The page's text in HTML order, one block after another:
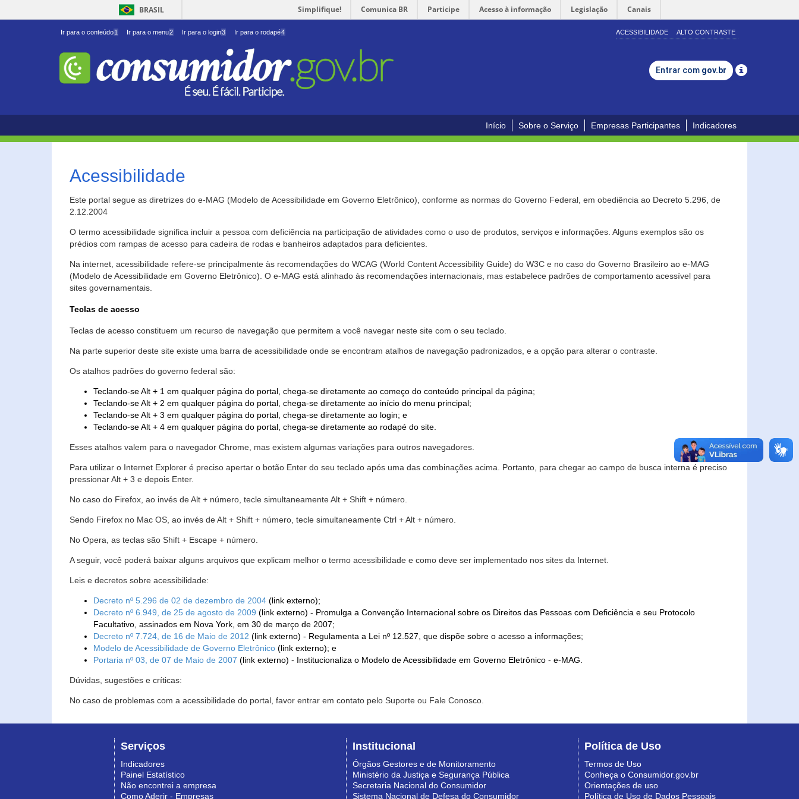
BRASIL Simplifique! Comunica BR Participe Acesso à informação Legislação Canais
Ir para o conteúdo1 Ir para o menu2 Ir para o login3 Ir para o rodapé4 ACESSIBILIDADE ALTO CONTRASTE
Entrar com gov.br
Início Sobre o Serviço Empresas Participantes Indicadores
Acessibilidade
Este portal segue as diretrizes do e-MAG (Modelo de Acessibilidade em Governo Eletrônico), conforme as normas do Governo Federal, em obediência ao Decreto 5.296, de
2.12.2004
O termo acessibilidade significa incluir a pessoa com deficiência na participação de atividades como o uso de produtos, serviços e informações. Alguns exemplos são os
prédios com rampas de acesso para cadeira de rodas e banheiros adaptados para deficientes.
Na internet, acessibilidade refere-se principalmente às recomendações do WCAG (World Content Accessibility Guide) do W3C e no caso do Governo Brasileiro ao e-MAG
(Modelo de Acessibilidade em Governo Eletrônico). O e-MAG está alinhado às recomendações internacionais, mas estabelece padrões de comportamento acessível para
sites governamentais.
Teclas de acesso
Teclas de acesso constituem um recurso de navegação que permitem a você navegar neste site com o seu teclado.
Na parte superior deste site existe uma barra de acessibilidade onde se encontram atalhos de navegação padronizados, e a opção para alterar o contraste.
Os atalhos padrões do governo federal são:
Teclando-se Alt + 1 em qualquer página do portal, chega-se diretamente ao começo do conteúdo principal da página;
Teclando-se Alt + 2 em qualquer página do portal, chega-se diretamente ao início do menu principal;
Teclando-se Alt + 3 em qualquer página do portal, chega-se diretamente ao login; e
Teclando-se Alt + 4 em qualquer página do portal, chega-se diretamente ao rodapé do site.
Esses atalhos valem para o navegador Chrome, mas existem algumas variações para outros navegadores.
Para utilizar o Internet Explorer é preciso apertar o botão Enter do seu teclado após uma das combinações acima. Portanto, para chegar ao campo de busca interna é preciso
pressionar Alt + 3 e depois Enter.
No caso do Firefox, ao invés de Alt + número, tecle simultaneamente Alt + Shift + número.
Sendo Firefox no Mac OS, ao invés de Alt + Shift + número, tecle simultaneamente Ctrl + Alt + número.
No Opera, as teclas são Shift + Escape + número.
A seguir, você poderá baixar alguns arquivos que explicam melhor o termo acessibilidade e como deve ser implementado nos sites da Internet.
Leis e decretos sobre acessibilidade:
Decreto nº 5.296 de 02 de dezembro de 2004 (link externo);
Decreto nº 6.949, de 25 de agosto de 2009 (link externo) - Promulga a Convenção Internacional sobre os Direitos das Pessoas com Deficiência e seu Protocolo
Facultativo, assinados em Nova York, em 30 de março de 2007;
Decreto nº 7.724, de 16 de Maio de 2012 (link externo) - Regulamenta a Lei nº 12.527, que dispõe sobre o acesso a informações;
Modelo de Acessibilidade de Governo Eletrônico (link externo); e
Portaria nº 03, de 07 de Maio de 2007 (link externo) - Institucionaliza o Modelo de Acessibilidade em Governo Eletrônico - e-MAG.
Dúvidas, sugestões e críticas:
No caso de problemas com a acessibilidade do portal, favor entrar em contato pelo Suporte ou Fale Conosco.
Serviços
Indicadores
Painel Estatístico
Não encontrei a empresa
Como Aderir - Empresas
Institucional
Órgãos Gestores e de Monitoramento
Ministério da Justiça e Segurança Pública
Secretaria Nacional do Consumidor
Sistema Nacional de Defesa do Consumidor
Política de Uso
Termos de Uso
Conheça o Consumidor.gov.br
Orientações de uso
Política de Uso de Dados Pessoais